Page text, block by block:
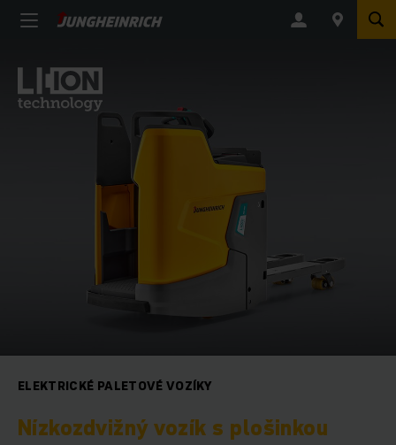
ELEKTRICKÉ PALETOVÉ VOZÍKY
Nízkozdvižný vozík s plošinkou